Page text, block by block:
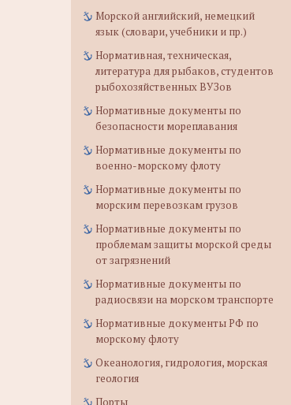
Морской английский, немецкий
язык (словари, учебники и пр.)
Нормативная, техническая,
литература для рыбаков, студентов
рыбохозяйственных ВУЗов
Нормативные документы по
безопасности мореплавания
Нормативные документы по
военно-морскому флоту
Нормативные документы по
морским перевозкам грузов
Нормативные документы по
проблемам защиты морской среды
от загрязнений
Нормативные документы по
радиосвязи на морском транспорте
Нормативные документы РФ по
морскому флоту
Океанология, гидрология, морская
геология
Порты